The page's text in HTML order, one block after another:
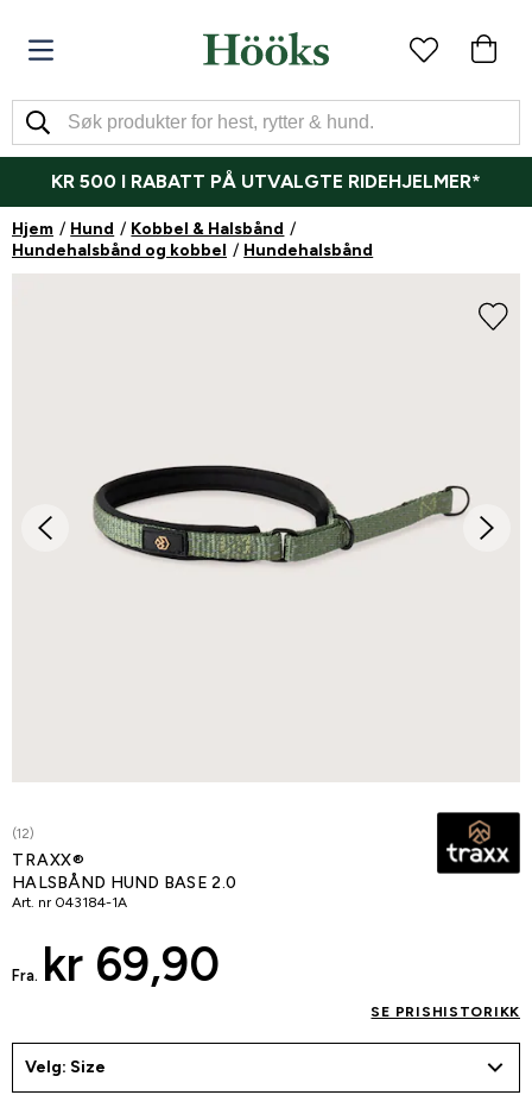
KR 500 I RABATT PÅ UTVALGTE RIDEHJELMER*
Hjem Hund
Kobbel & Halsbånd
Hundehalsbånd og kobbel
Hundehalsbånd
(12)
TRAXX®
HALSBÅND HUND BASE 2.0
Art. nr 043184-1A
Fra. kr 69,90
SE PRISHISTORIKK
Velg: Size